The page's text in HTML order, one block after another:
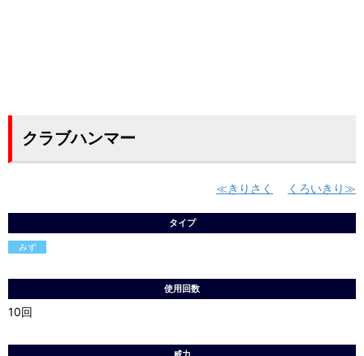
クラブハンマー
きりさく くろいきり
タイプ
みず
使用回数
10回